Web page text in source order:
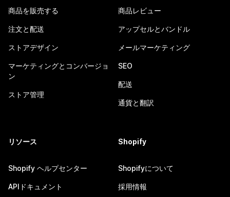
商品を販売する
注文と配送
ストアデザイン
マーケティングとコンバージョ
ン
ストア管理
商品レビュー
アップセルとバンドル
メールマーケティング
SEO
配送
通貨と翻訳
リソース
Shopify ヘルプセンター
APIドキュメント
Shopify
Shopifyについて
採用情報